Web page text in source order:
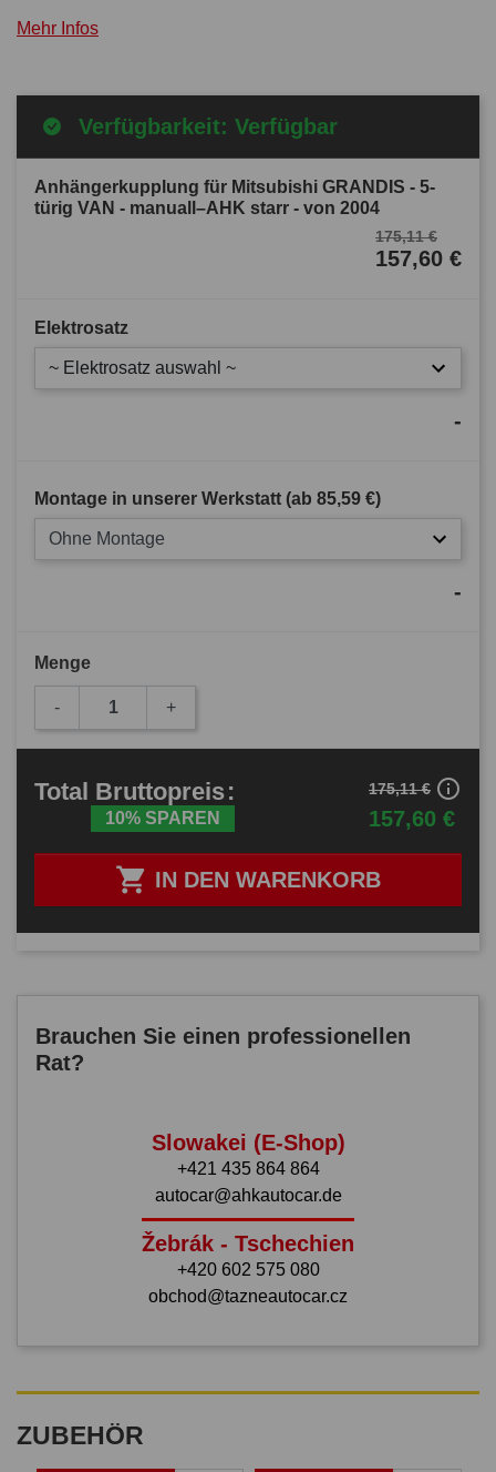
Mehr Infos
Verfügbarkeit: Verfügbar
Anhängerkupplung für Mitsubishi GRANDIS - 5-
türig VAN - manuall–AHK starr - von 2004
175,11 €
157,60 €
Elektrosatz
~ Elektrosatz auswahl ~
-
Montage in unserer Werkstatt (ab 85,59 €)
Ohne Montage
-
Menge
- +
 IN DEN WARENKORB
Total Bruttopreis:
10% SPAREN 157,60 €
175,11 € info_outline
Brauchen Sie einen professionellen
Rat?
Slowakei (E-Shop)
+421 435 864 864
autocar@ahkautocar.de
Žebrák - Tschechien
+420 602 575 080
obchod@tazneautocar.cz
ZUBEHÖR